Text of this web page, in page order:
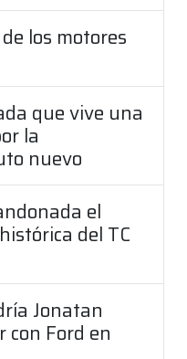
los motores
que vive una
la
nuevo
el
del TC
Jonatan
con Ford en